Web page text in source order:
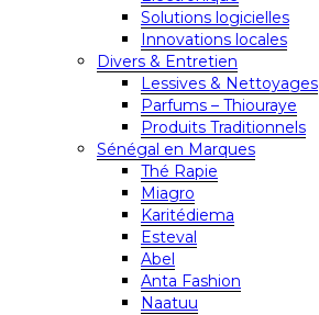
Solutions logicielles
Innovations locales
Divers & Entretien
Lessives & Nettoyages
Parfums – Thiouraye
Produits Traditionnels
Sénégal en Marques
Thé Rapie
Miagro
Karitédiema
Esteval
Abel
Anta Fashion
Naatuu